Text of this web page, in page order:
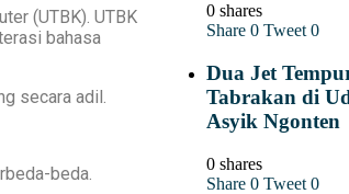
(UTBK). UTBK
bahasa
secara adil.
beda.
0 shares
Share 0 Tweet 0
Dua Jet
Tabrakan di
Asyik Ngonten
0 shares
Share 0 Tweet 0